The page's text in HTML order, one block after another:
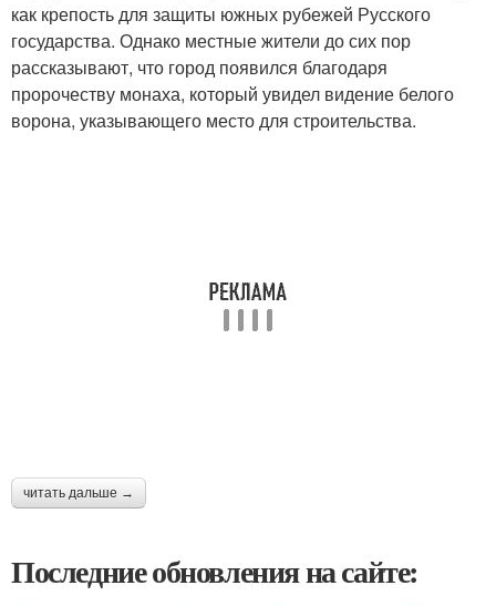
как крепость для защиты южных рубежей Русского
государства. Однако местные жители до сих пор
рассказывают, что город появился благодаря
пророчеству монаха, который увидел видение белого
ворона, указывающего место для строительства.
читать дальше →
Последние обновления на сайте: